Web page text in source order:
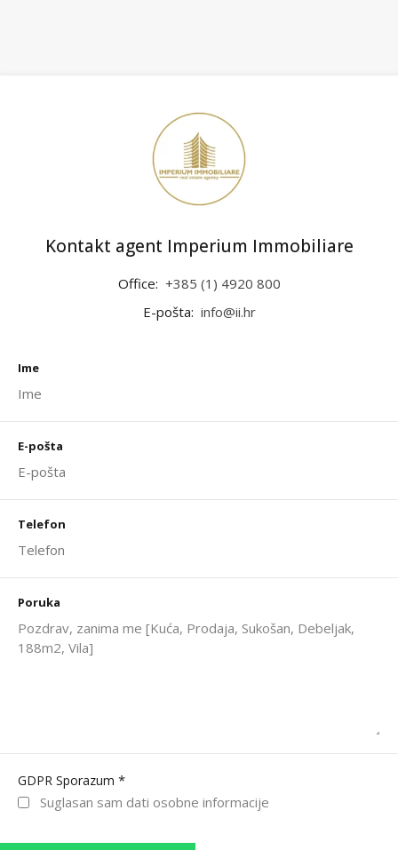
Kontakt agent Imperium Immobiliare
Office: +385 (1) 4920 800
E-pošta: info@ii.hr
Ime
E-pošta
Telefon
Poruka
GDPR Sporazum *
Suglasan sam dati osobne informacije